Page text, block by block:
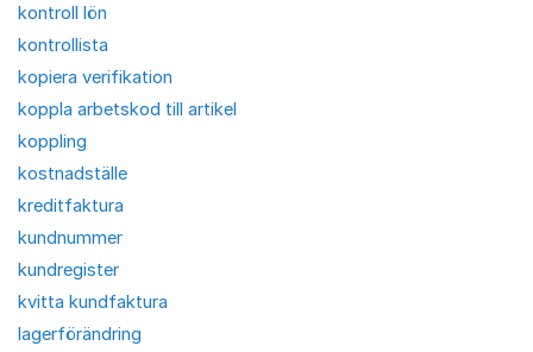
kontroll lön
kontrollista
kopiera verifikation
koppla arbetskod till artikel
koppling
kostnadställe
kreditfaktura
kundnummer
kundregister
kvitta kundfaktura
lagerförändring